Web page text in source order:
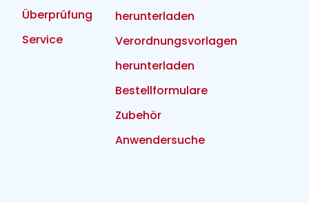
Überprüfung
Service
herunterladen
Verordnungsvorlagen
herunterladen
Bestellformulare
Zubehör
Anwendersuche